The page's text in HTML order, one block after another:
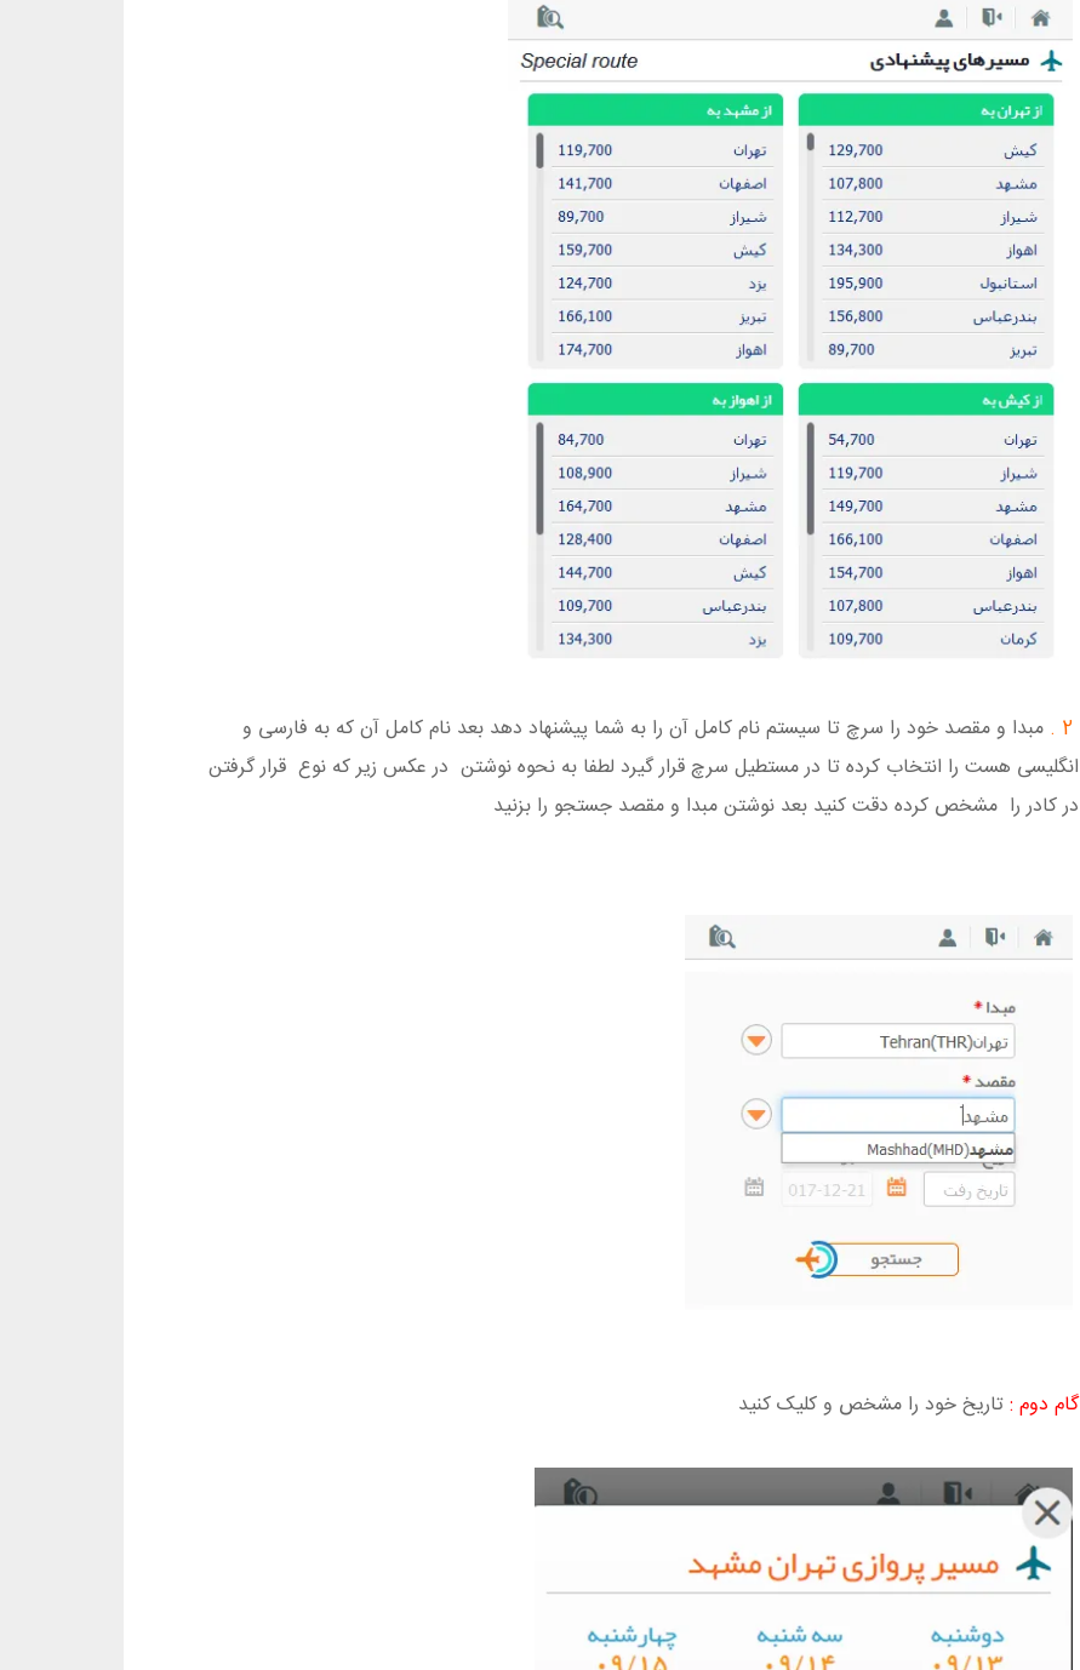
2 . مبدا و مقصد خود را سرچ تا سیستم نام کامل آن را به شما پیشنهاد دهد بعد نام کامل آن که به فارسی و
انگلیسی هست را انتخاب کرده تا در مستطیل سرچ قرار گیرد لطفا به نحوه نوشتن در عکس زیر که نوع قرار گرفتن
در کادر را مشخص کرده دقت کنید بعد نوشتن مبدا و مقصد جستجو را بزنید
گام دوم :تاریخ خود را مشخص و کلیک کنید